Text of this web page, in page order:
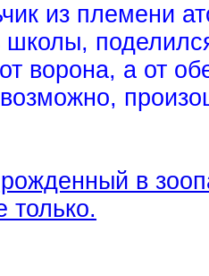
из племени
школы,
ворона, а от
в
только.